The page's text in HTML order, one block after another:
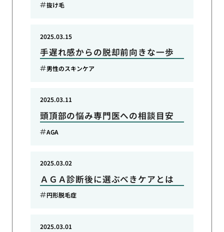
抜け毛
手遅れ感からの脱却前向きな一歩
2025.03.15
男性のスキンケア
頭頂部の悩み専門医への相談目安
2025.03.11
AGA
ＡＧＡ診断後に選ぶべきケアとは
2025.03.02
円形脱毛症
2025.03.01